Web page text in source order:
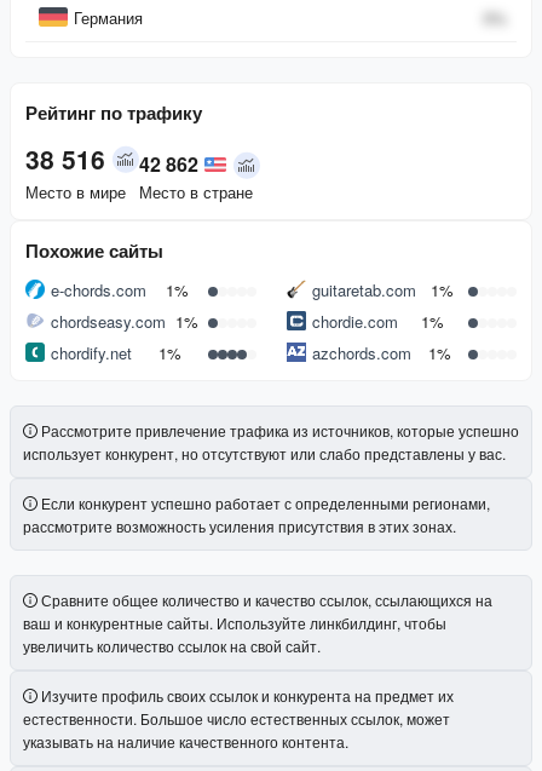
Германия 0%
Рейтинг по трафику
38 516
Место в мире
42 862
Место в стране
Похожие сайты
e-chords.com 1% guitaretab.com
1%
chordseasy.com 1% chordie.com
1%
chordify.net
1% azchords.com 1%
Рассмотрите привлечение трафика из источников, которые успешно
использует конкурент, но отсутствуют или слабо представлены у вас.
Если конкурент успешно работает с определенными регионами,
рассмотрите возможность усиления присутствия в этих зонах.
Сравните общее количество и качество ссылок, ссылающихся на
ваш и конкурентные сайты. Используйте линкбилдинг, чтобы
увеличить количество ссылок на свой сайт.
Изучите профиль своих ссылок и конкурента на предмет их
естественности. Большое число естественных ссылок, может
указывать на наличие качественного контента.